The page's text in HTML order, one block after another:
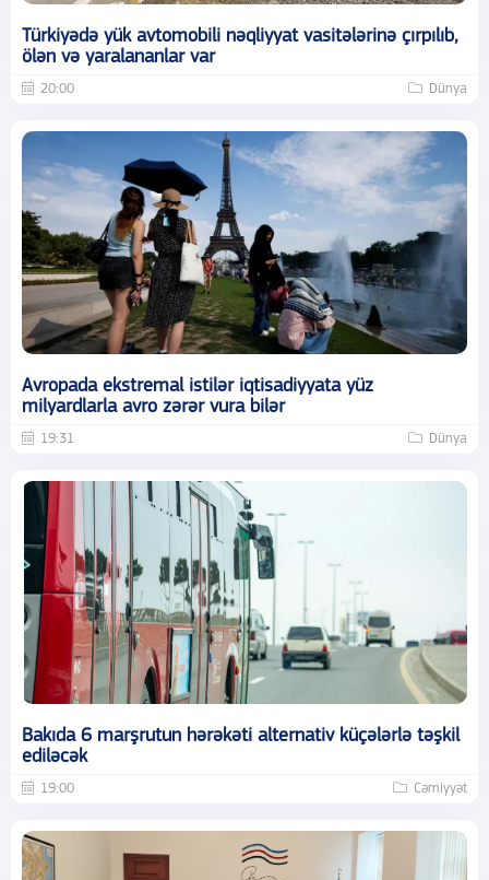
Türkiyədə yük avtomobili nəqliyyat vasitələrinə çırpılıb,
ölən və yaralananlar var
20:00 Dünya
Avropada ekstremal istilər iqtisadiyyata yüz
milyardlarla avro zərər vura bilər
19:31 Dünya
Bakıda 6 marşrutun hərəkəti alternativ küçələrlə təşkil
ediləcək
19:00 Cəmiyyət